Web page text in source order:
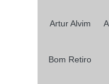
Artur Alvim
Bom Retiro